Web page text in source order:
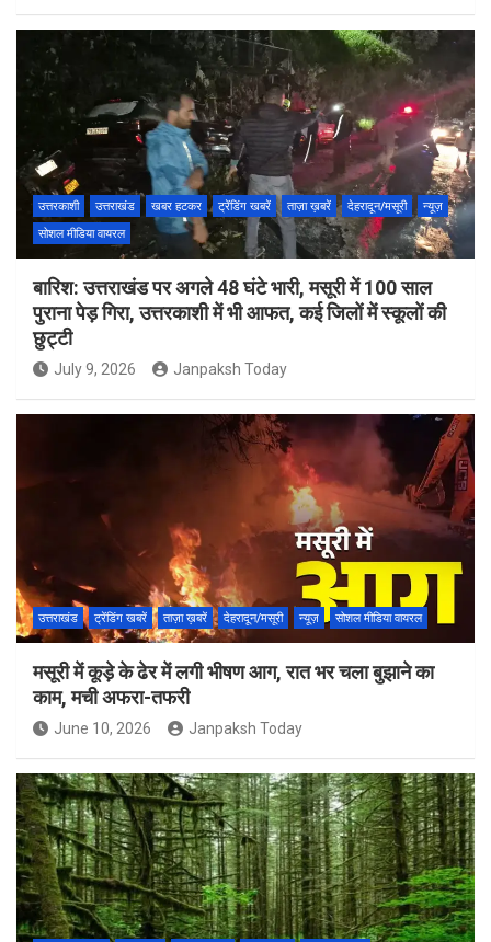
उत्तरकाशी उत्तराखंड खबर हटकर ट्रेंडिंग खबरें ताज़ा ख़बरें देहरादून/मसूरी
न्यूज़
सोशल मीडिया वायरल
बारिश: उत्तराखंड पर अगले 48 घंटे भारी, मसूरी में 100 साल
पुराना पेड़ गिरा, उत्तरकाशी में भी आफत, कई जिलों में स्कूलों की
छुट्टी
July 9, 2026 Janpaksh Today
उत्तराखंड ट्रेंडिंग खबरें ताज़ा ख़बरें देहरादून/मसूरी न्यूज़ सोशल मीडिया वायरल
मसूरी में कूड़े के ढेर में लगी भीषण आग, रात भर चला बुझाने का
काम, मची अफरा-तफरी
June 10, 2026 Janpaksh Today